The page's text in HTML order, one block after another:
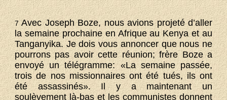
7Avec Joseph Boze, nous avions projeté d’aller
la semaine prochaine en Afrique au Kenya et au
Tanganyika. Je dois vous annoncer que nous ne
pourrons pas avoir cette réunion; frère Boze a
envoyé un télégramme: «La semaine passée,
trois de nos missionnaires ont été tués, ils ont
été assassinés». Il y a maintenant un
soulèvement là-bas et les communistes donnent